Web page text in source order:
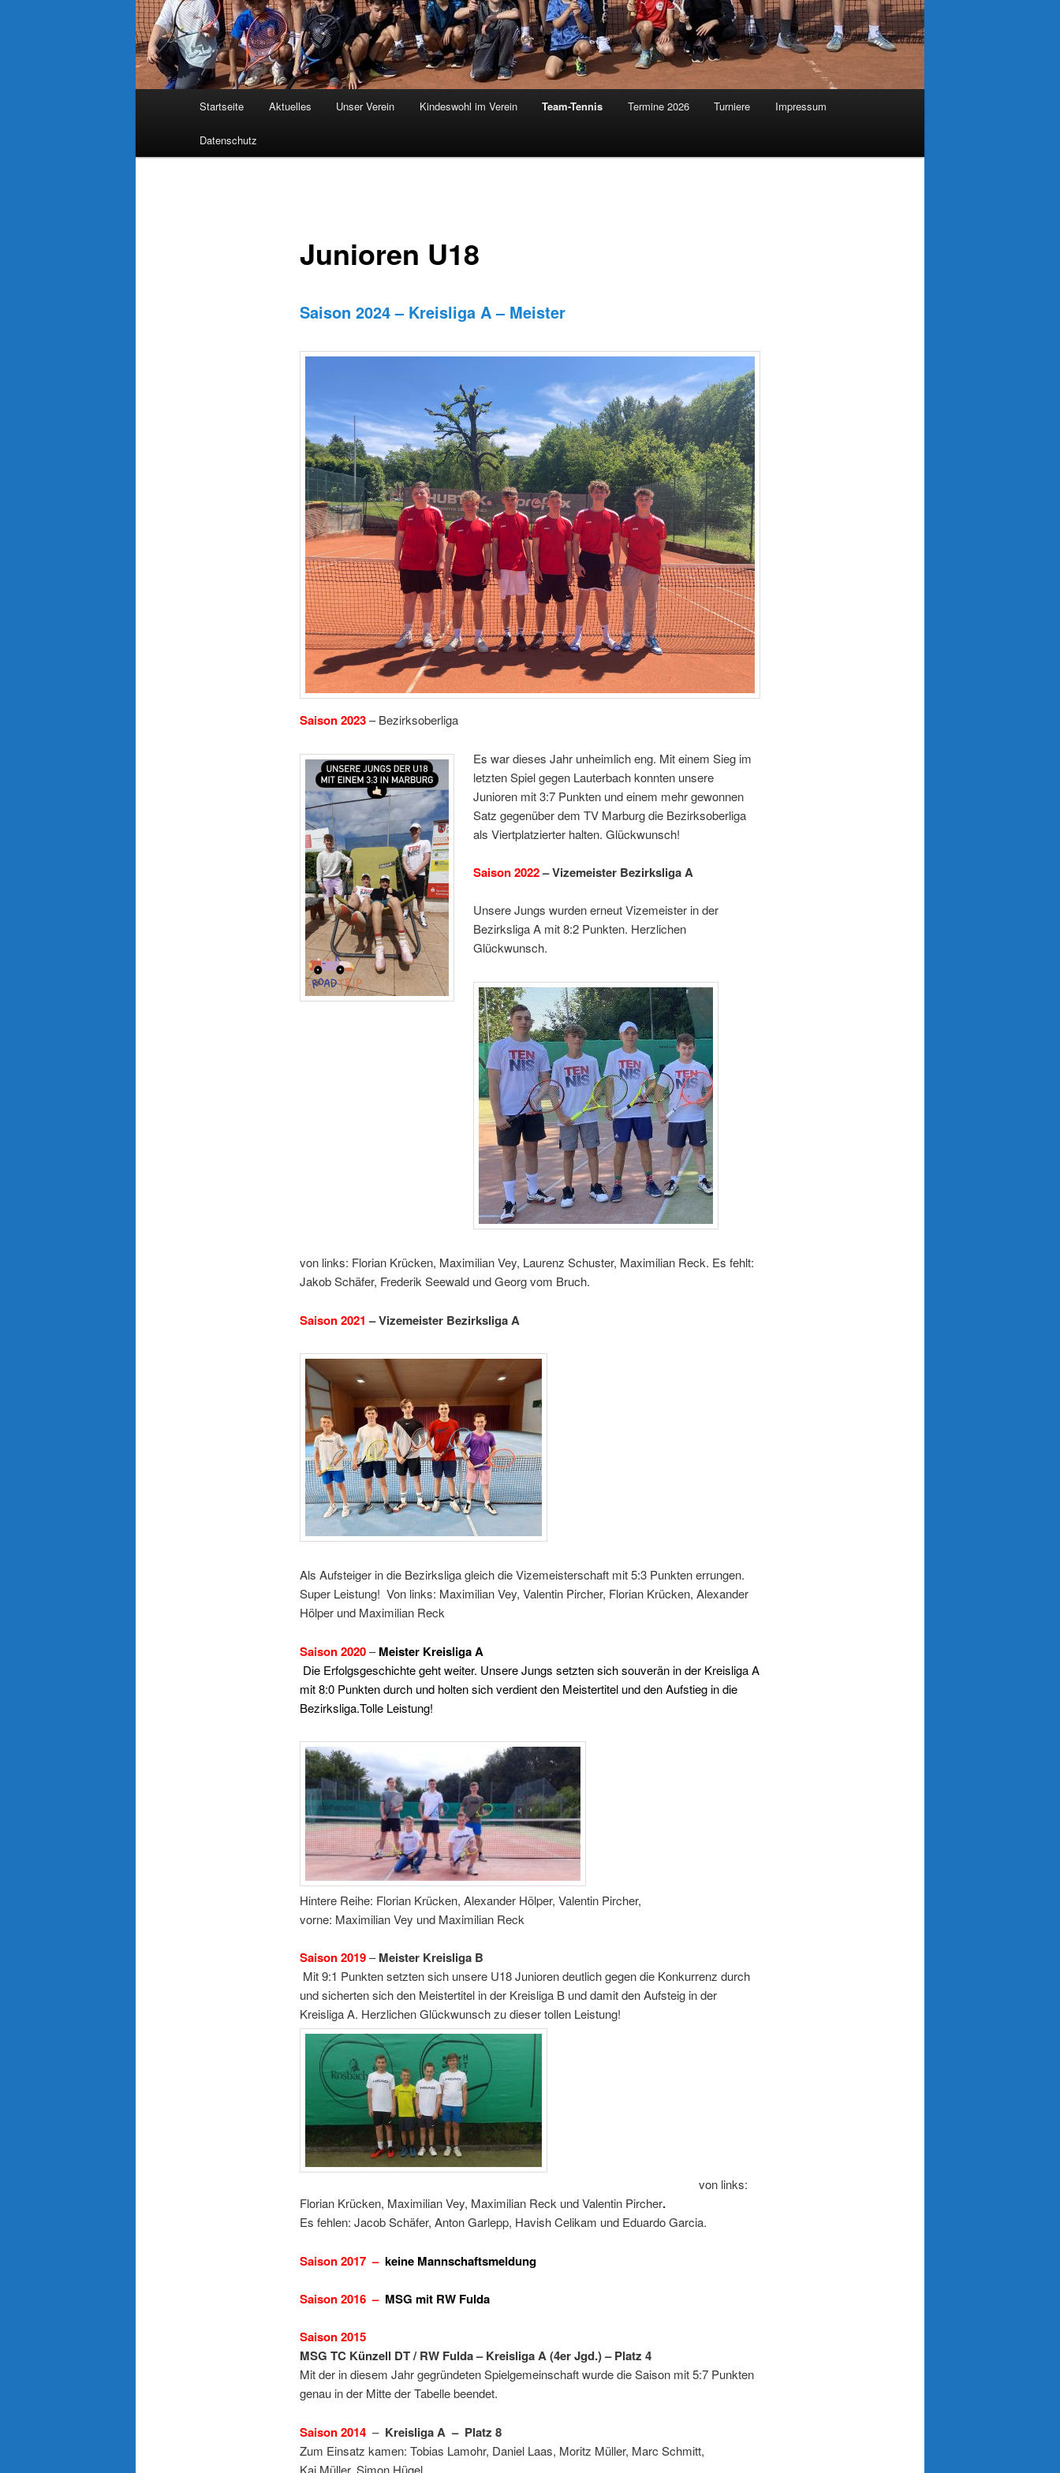
Startseite Aktuelles Unser Verein Kindeswohl im Verein Team-Tennis Termine 2026 Turniere Impressum
Datenschutz
Junioren U18
Saison 2024 – Kreisliga A – Meister
Saison 2023– Bezirksoberliga
Es war dieses Jahr unheimlich eng. Mit einem Sieg im
letzten Spiel gegen Lauterbach konnten unsere
Junioren mit 3:7 Punkten und einem mehr gewonnen
Satz gegenüber dem TV Marburg die Bezirksoberliga
als Viertplatzierter halten. Glückwunsch!
Saison 2022– Vizemeister Bezirksliga A
Unsere Jungs wurden erneut Vizemeister in der
Bezirksliga A mit 8:2 Punkten. Herzlichen
Glückwunsch.
von links: Florian Krücken, Maximilian Vey, Laurenz Schuster, Maximilian Reck. Es fehlt:
Jakob Schäfer, Frederik Seewald und Georg vom Bruch.
Saison 2021 – Vizemeister Bezirksliga A
Als Aufsteiger in die Bezirksliga gleich die Vizemeisterschaft mit 5:3 Punkten errungen.
Super Leistung! Von links: Maximilian Vey, Valentin Pircher, Florian Krücken, Alexander
Hölper und Maximilian Reck
Saison 2020–Meister Kreisliga A
Die Erfolgsgeschichte geht weiter. Unsere Jungs setzten sich souverän in der Kreisliga A
mit 8:0 Punkten durch und holten sich verdient den Meistertitel und den Aufstieg in die
Bezirksliga.Tolle Leistung!
Hintere Reihe: Florian Krücken, Alexander Hölper, Valentin Pircher,
vorne: Maximilian Vey und Maximilian Reck
Saison 2019–Meister Kreisliga B
Mit 9:1 Punkten setzten sich unsere U18 Junioren deutlich gegen die Konkurrenz durch
und sicherten sich den Meistertitel in der Kreisliga B und damit den Aufsteig in der
Kreisliga A. Herzlichen Glückwunsch zu dieser tollen Leistung!
von links:
Florian Krücken, Maximilian Vey, Maximilian Reck und Valentin Pircher.
Es fehlen: Jacob Schäfer, Anton Garlepp, Havish Celikam und Eduardo Garcia.
Saison 2017 – keine Mannschaftsmeldung
Saison 2016 – MSG mit RW Fulda
Saison 2015
MSG TC Künzell DT / RW Fulda – Kreisliga A (4er Jgd.) – Platz 4
Mit der in diesem Jahr gegründeten Spielgemeinschaft wurde die Saison mit 5:7 Punkten
genau in der Mitte der Tabelle beendet.
Saison 2014 – Kreisliga A – Platz 8
Zum Einsatz kamen: Tobias Lamohr, Daniel Laas, Moritz Müller, Marc Schmitt,
Kai Müller, Simon Hügel